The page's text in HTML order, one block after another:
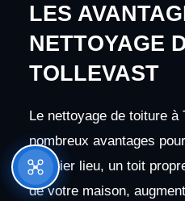
LES
NETTOYAGE
TOLLEVAST
Le nettoyage de toiture à
nombreux avantages
premier lieu, un toit
de votre maison,